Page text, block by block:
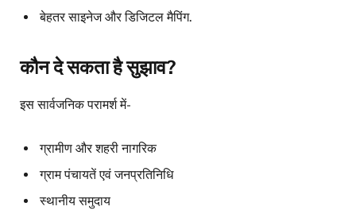
बेहतर साइनेज और डिजिटल मैपिंग.
कौन दे सकता है सुझाव?
इस सार्वजनिक परामर्श में-
ग्रामीण और शहरी नागरिक
ग्राम पंचायतें एवं जनप्रतिनिधि
स्थानीय समुदाय